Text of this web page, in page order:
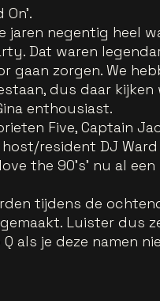
jaren negentig heel
Dat waren
gaan zorgen. We
dus daar kijken
enthousiast.
Five, Captain
resident DJ
the 90’s’ nu al een
tijdens de
Luister dus
als je deze namen